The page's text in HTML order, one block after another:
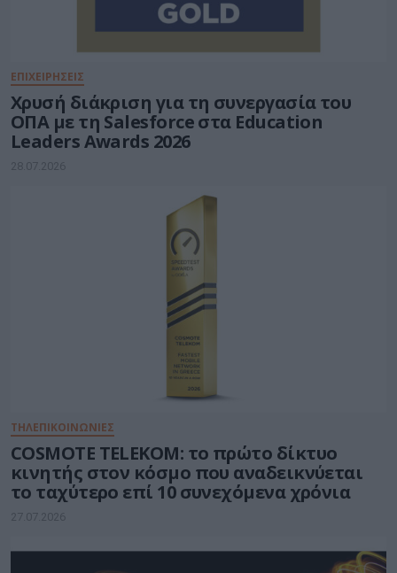
ΕΠΙΧΕΙΡΗΣΕΙΣ
Χρυσή διάκριση για τη συνεργασία του
ΟΠΑ με τη Salesforce στα Education
Leaders Awards 2026
28.07.2026
ΤΗΛΕΠΙΚΟΙΝΩΝΙΕΣ
COSMOTE TELEKOM: το πρώτο δίκτυο
κινητής στον κόσμο που αναδεικνύεται
το ταχύτερο επί 10 συνεχόμενα χρόνια
27.07.2026